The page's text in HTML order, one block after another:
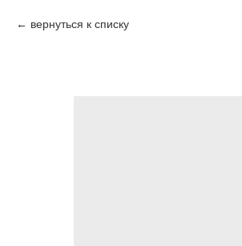
вернуться к списку